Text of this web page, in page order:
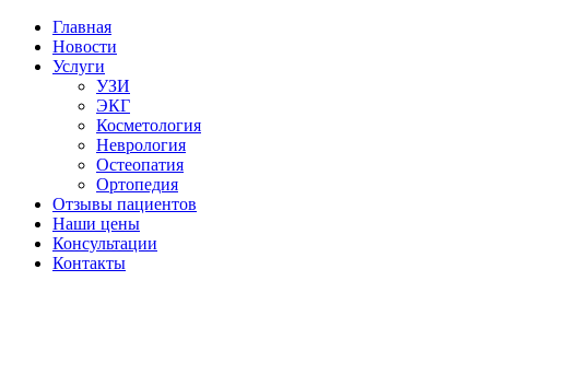
Главная
Новости
Услуги
УЗИ
ЭКГ
Косметология
Неврология
Остеопатия
Ортопедия
Отзывы пациентов
Наши цены
Консультации
Контакты